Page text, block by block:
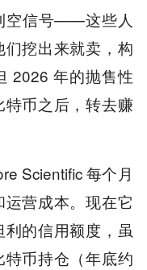
空信号——这些人
挖出来就卖，构
2026 年的抛售性
币之后，转去赚
Scientific 每个月
营成本。现在它
的信用额度，虽
币持仓（年底约